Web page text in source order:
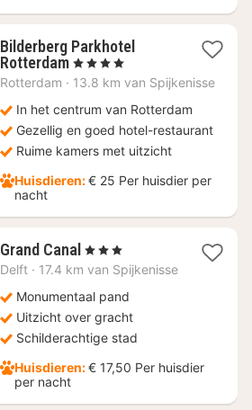
Bilderberg Parkhotel
Rotterdam1
nacht
€
102,56
, 4 Sterren
Rotterdam · 13.8 km van Spijkenisse
In het centrum van Rotterdam
Gezellig en goed hotel-restaurant
Ruime kamers met uitzicht
Huisdieren:€ 25 Per huisdier per
nacht
Grand Canal 1
nacht
vanaf
€
96,65
, 3 Sterren
Delft · 17.4 km van Spijkenisse
Monumentaal pand
Uitzicht over gracht
Schilderachtige stad
Huisdieren:€ 17,50 Per huisdier
per nacht